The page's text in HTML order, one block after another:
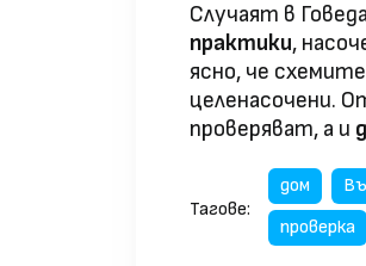
Случаят в
практики,
ясно, че схемите
целенасочени.
проверяват, а и
Тагове:
дом
проверка